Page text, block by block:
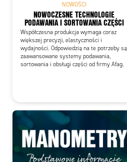
NOWOŚCI
NOWOCZESNE TECHNOLOGIE
PODAWANIA I SORTOWANIA CZĘŚCI
Współczesna produkcja wymaga coraz
większej precyzji, elastyczności i
wydajności. Odpowiedzią na te potrzeby są
zaawansowane systemy podawania,
sortowania i obsługi części od firmy Afag.